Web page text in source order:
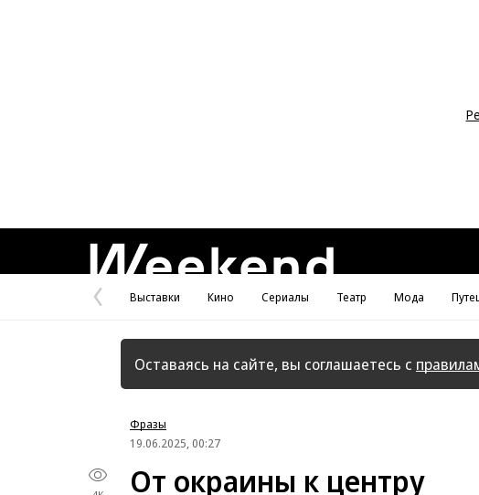
Предыдущая
страница
Выставки Кино Сериалы Театр Мода
Оставаясь на сайте, вы соглашаетесь с
Фразы
19.06.2025, 00:27
От окраины к центру